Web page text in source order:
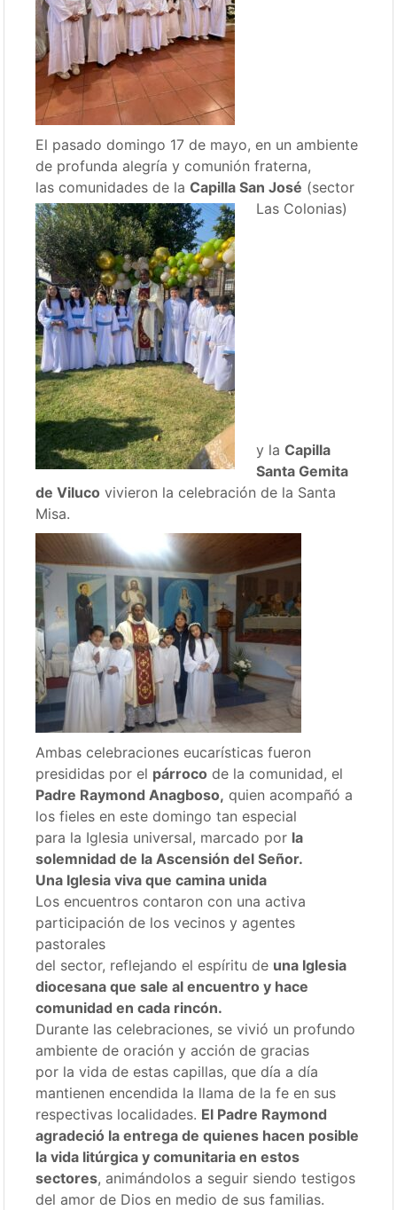
El pasado domingo 17 de mayo, en un ambiente
de profunda alegría y comunión fraterna,
las comunidades de laCapilla San José (sector
Las Colonias)
y laCapilla
Santa Gemita
deViluco vivieron la celebración de la Santa
Misa.
Ambas celebraciones eucarísticas fueron
presididas por el párroco de la comunidad, el
Padre Raymond Anagboso, quien acompañó a
los fieles en este domingo tan especial
para la Iglesia universal, marcado por la
solemnidad de la Ascensión del Señor.
Una Iglesia viva que camina unida
Los encuentros contaron con una activa
participación de los vecinos y agentes
pastorales
del sector, reflejando el espíritu de una Iglesia
diocesana que sale al encuentro y hace
comunidad en cada rincón.
Durante las celebraciones, se vivió un profundo
ambiente de oración y acción de gracias
por la vida de estas capillas, que día a día
mantienen encendida la llama de la fe en sus
respectivas localidades. El Padre Raymond
agradeció la entrega de quienes hacen posible
la vida litúrgica y comunitaria en estos
sectores, animándolos a seguir siendo testigos
del amor de Dios en medio de sus familias.